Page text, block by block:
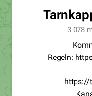
3 078
Regeln:
https://